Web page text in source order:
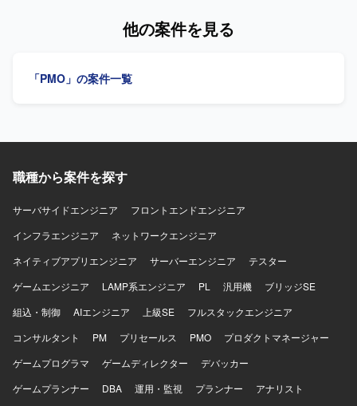
論ではなく実際のシステム設定や現場の運用に興味を持
び、疑問点をその場で解消しながら前向きに推進できるフ
向上心をお持ちの方にマッチする案件です。 【ポジション
対応プロジェクトに参画し、全社レベルのセキュリティ体
リティ専門家やPMと協働しながら、アセスメントから対策
め、セキュリティ分野およびインフラ領域の実務経験と知
見を大きく高めていただけます。 【開発環境】 自社IT基盤
としてネットワーク、サーバ（Windows、Linux）、クラウ
ド環境（AWS、Azure等）、ID管理（Active Directory、
および改善支援となります。
義の完了後は、要件定義・計画フェーズへの移行を支援し
る方を求めています。 【ポジションの魅力】 製造IT・MES
DB関連ドキュメントとしてテーブル定義書、ER図を扱いま
他の案件を見る
「PMO」の案件一覧
職種から案件を探す
サーバサイドエンジニア
フロントエンドエンジニア
インフラエンジニア
ネットワークエンジニア
ネイティブアプリエンジニア
サーバーエンジニア
テスター
ゲームエンジニア
LAMP系エンジニア PL 汎用機
ブリッジSE
組込・制御
AIエンジニア 上級SE
フルスタックエンジニア
コンサルタント
PM プリセールス PMO
プロダクトマネージャー
ゲームプログラマ
ゲームディレクター
デバッカー
ゲームプランナー
DBA 運用・監視 プランナー
アナリスト